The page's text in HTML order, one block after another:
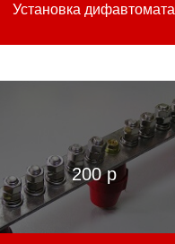
Установка дифавтомата
200 р